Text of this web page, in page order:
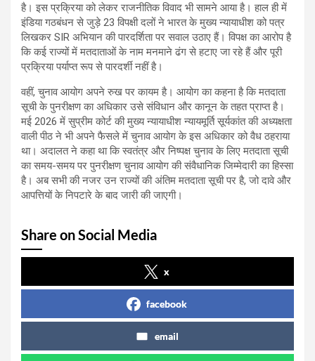
है। इस प्रक्रिया को लेकर राजनीतिक विवाद भी सामने आया है। हाल ही में
इंडिया गठबंधन से जुड़े 23 विपक्षी दलों ने भारत के मुख्य न्यायाधीश को पत्र
लिखकर SIR अभियान की पारदर्शिता पर सवाल उठाए हैं। विपक्ष का आरोप है
कि कई राज्यों में मतदाताओं के नाम मनमाने ढंग से हटाए जा रहे हैं और पूरी
प्रक्रिया पर्याप्त रूप से पारदर्शी नहीं है।
वहीं, चुनाव आयोग अपने रुख पर कायम है। आयोग का कहना है कि मतदाता
सूची के पुनरीक्षण का अधिकार उसे संविधान और कानून के तहत प्राप्त है।
मई 2026 में सुप्रीम कोर्ट की मुख्य न्यायाधीश न्यायमूर्ति सूर्यकांत की अध्यक्षता
वाली पीठ ने भी अपने फैसले में चुनाव आयोग के इस अधिकार को वैध ठहराया
था। अदालत ने कहा था कि स्वतंत्र और निष्पक्ष चुनाव के लिए मतदाता सूची
का समय-समय पर पुनरीक्षण चुनाव आयोग की संवैधानिक जिम्मेदारी का हिस्सा
है। अब सभी की नजर उन राज्यों की अंतिम मतदाता सूची पर है, जो दावे और
आपत्तियों के निपटारे के बाद जारी की जाएगी।
Share on Social Media
x
facebook
email